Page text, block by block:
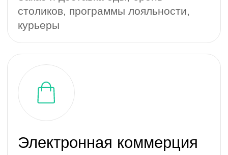
Цифровое обучение
(EdTech)
Образовательные проекты, онлайн-
курсы, тренинги, тесты, проверка
Блогеры, проверка гипотез, MVP
(минимальная версия продукта)